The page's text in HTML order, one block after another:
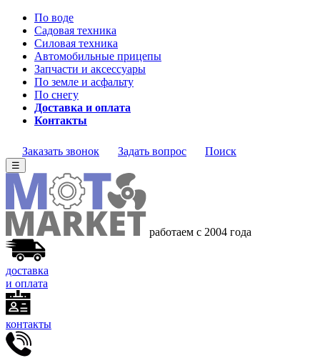
По воде
Садовая техника
Силовая техника
Автомобильные прицепы
Запчасти и аксессуары
По земле и асфальту
По снегу
Доставка и оплата
Контакты
Заказать звонок Задать вопрос Поиск
☰
работаем с 2004 года
доставка
и оплата
контакты